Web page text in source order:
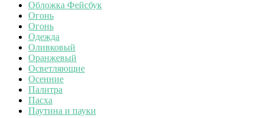
Обложка Фейсбук
Огонь
Огонь
Одежда
Оливковый
Оранжевый
Осветляющие
Осенние
Палитра
Пасха
Паутина и пауки